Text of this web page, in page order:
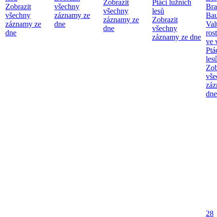
Zobrazit
všechny
záznamy ze
dne
všechny
záznamy ze
dne
Zobrazit
všechny
záznamy ze
dne
Ptáci lužních
lesů
Zobrazit
všechny
záznamy ze dne
ve
dne
28